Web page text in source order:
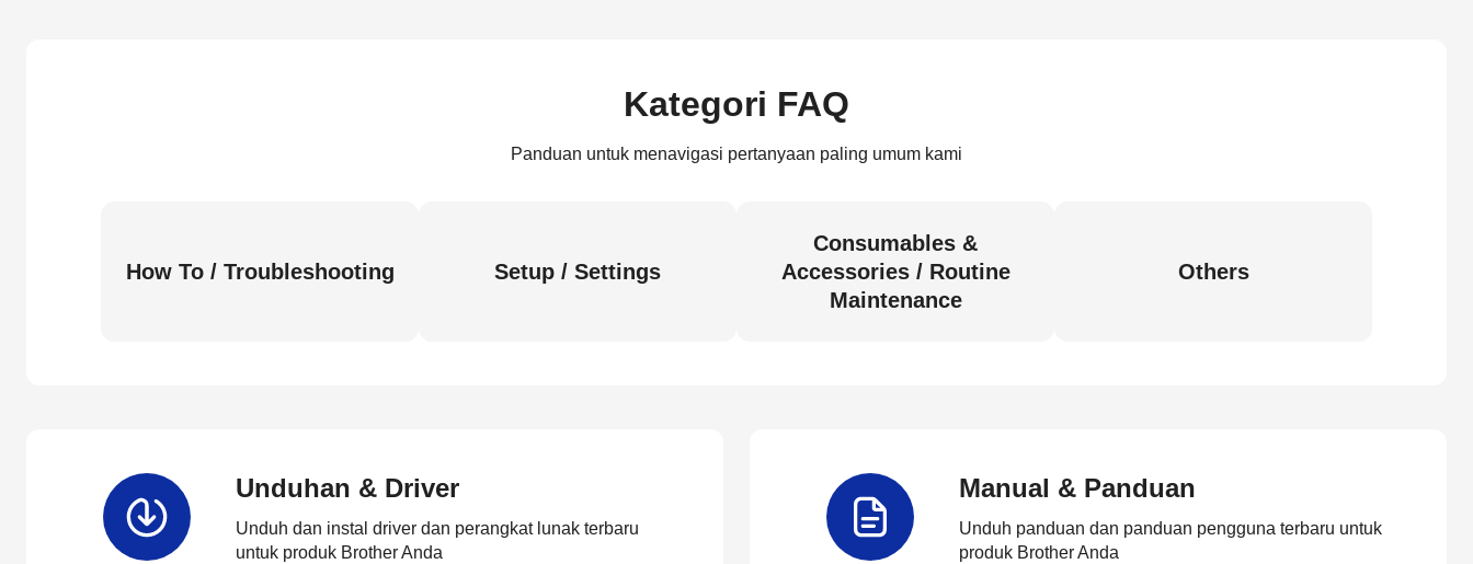
Kategori FAQ
Panduan untuk menavigasi pertanyaan paling umum kami
How To / Troubleshooting Setup / Settings
Consumables &
Accessories / Routine
Maintenance
Others
Unduhan & Driver
Unduh dan instal driver dan perangkat lunak terbaru
untuk produk Brother Anda
Manual & Panduan
Unduh panduan dan panduan pengguna terbaru untuk
produk Brother Anda